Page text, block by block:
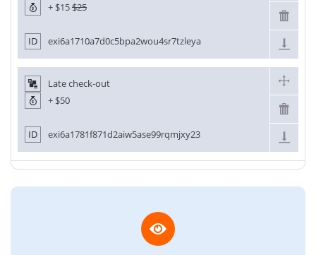
+ $15$25
ID exi6a1710a7d0c5bpa2wou4sr7tzleya
Late check-out
+ $50
ID exi6a1781f871d2aiw5ase99rqmjxy23